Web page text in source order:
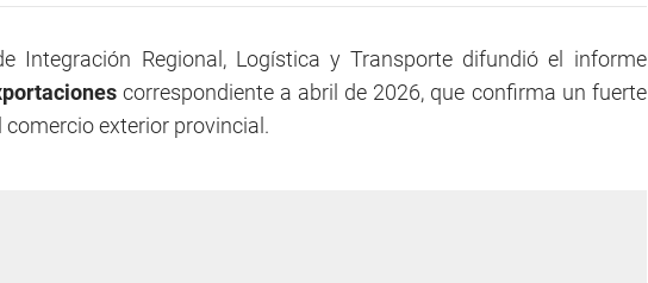
Integración Regional, Logística y Transporte difundió el informe
correspondiente a abril de 2026, que confirma un fuerte
exterior provincial.